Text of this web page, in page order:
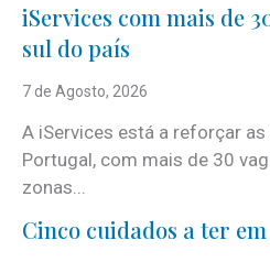
iServices com mais de
sul do país
7 de Agosto, 2026
A iServices está a reforçar
Portugal, com mais de 30
zonas...
Cinco cuidados a ter